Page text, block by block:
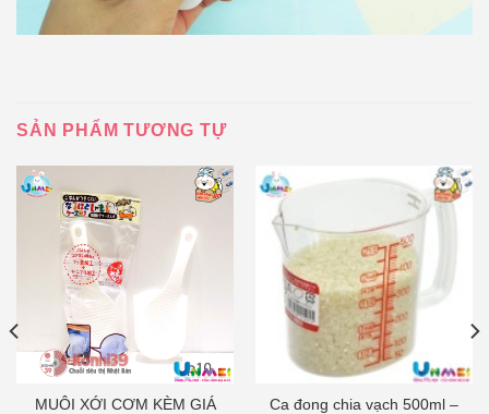
SẢN PHẨM TƯƠNG TỰ
MUÔI XỚI CƠM KÈM GIÁ
Ca đong chia vạch 500ml –